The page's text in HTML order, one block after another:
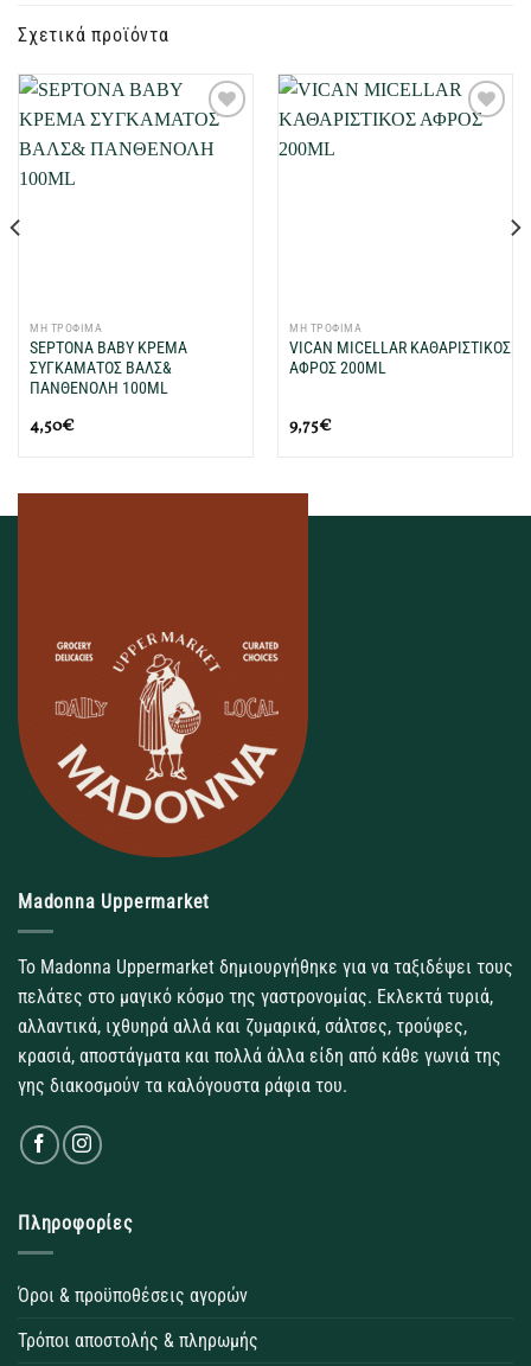
Σχετικά προϊόντα
στη Λίστα
ΜΗ ΤΡΟΦΙΜΑ
SEPTONA BABY ΚΡΕΜΑ
ΣΥΓΚΑΜΑΤΟΣ ΒΑΛΣ&
ΠΑΝΘΕΝΟΛΗ 100ML
4,50€
ΜΗ ΤΡΟΦΙΜΑ
VICAN MICELLAR ΚΑΘΑΡΙΣΤΙΚΟΣ
ΑΦΡΟΣ 200ML
9,75€
Madonna Uppermarket
Το Madonna Uppermarket δημιουργήθηκε για να ταξιδέψει τους
πελάτες στο μαγικό κόσμο της γαστρονομίας. Εκλεκτά τυριά,
αλλαντικά, ιχθυηρά αλλά και ζυμαρικά, σάλτσες, τρούφες,
κρασιά, αποστάγματα και πολλά άλλα είδη από κάθε γωνιά της
γης διακοσμούν τα καλόγουστα ράφια του.
Πληροφορίες
Όροι & προϋποθέσεις αγορών
Τρόποι αποστολής & πληρωμής